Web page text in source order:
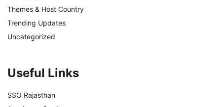
Themes & Host Country
Trending Updates
Uncategorized
Useful Links
SSO Rajasthan